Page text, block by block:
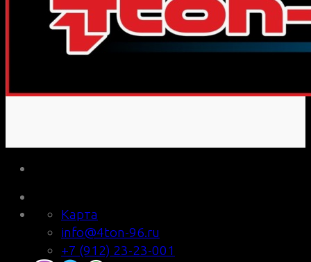
Карта
info@4ton-96.ru
+7 (912) 23-23-001